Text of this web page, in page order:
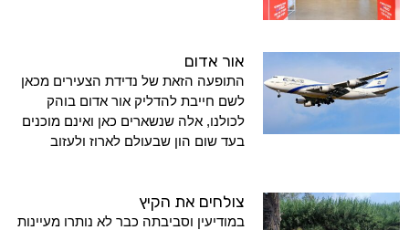
אור אדום
התופעה הזאת של נדידת הצעירים מכאן
לשם חייבת להדליק אור אדום בוהק
לכולנו, אלה שנשארים כאן ואינם מוכנים
בעד שום הון שבעולם לארוז ולעזוב
צולחים את הקיץ
במודיעין וסביבתה כבר לא נותרו מעיינות